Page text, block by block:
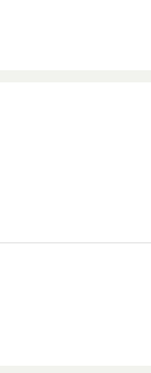
林深处打围。”